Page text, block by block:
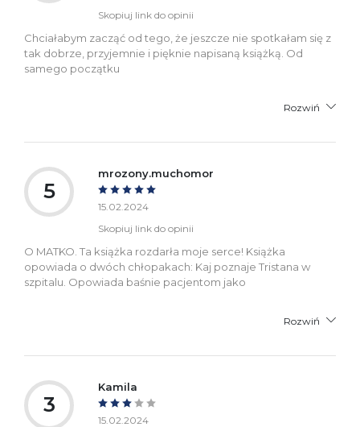
Skopiuj link do opinii
Chciałabym zacząć od tego, że jeszcze nie spotkałam się z
tak dobrze, przyjemnie i pięknie napisaną książką. Od
samego początku
Rozwiń
5
mrozony.muchomor
15.02.2024
Skopiuj link do opinii
O MATKO. Ta książka rozdarła moje serce! Książka
opowiada o dwóch chłopakach: Kaj poznaje Tristana w
szpitalu. Opowiada baśnie pacjentom jako
Rozwiń
3
Kamila
15.02.2024